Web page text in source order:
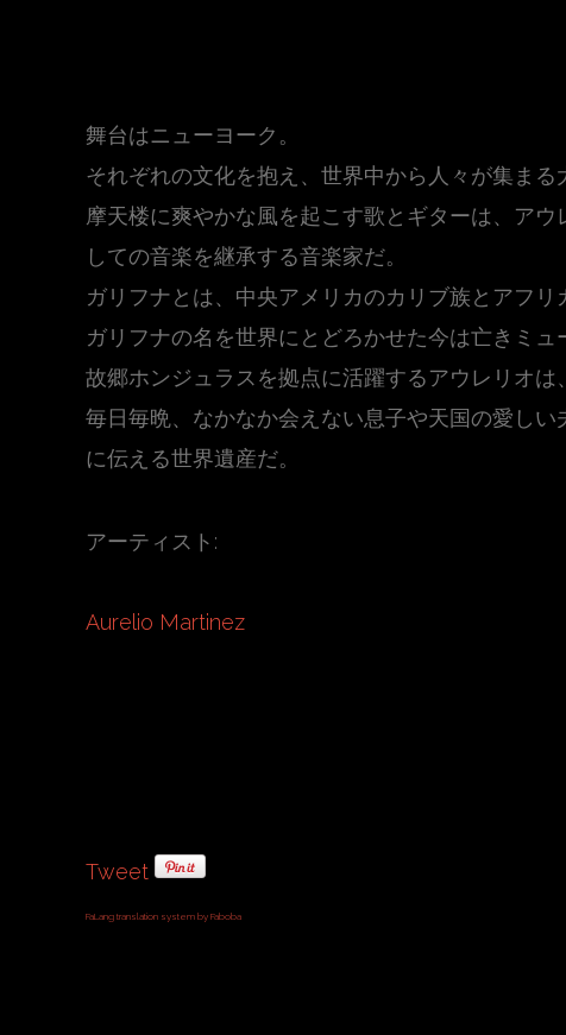
舞台はニューヨーク。
それぞれの文化を抱え、世界中から人々が集ま
摩天楼に爽やかな風を起こす歌とギターは、ア
しての音楽を継承する音楽家だ。
ガリフナとは、中央アメリカのカリブ族とアフ
ガリフナの名を世界にとどろかせた今は亡きミ
故郷ホンジュラスを拠点に活躍するアウレリオ
毎日毎晩、なかなか会えない息子や天国の愛し
に伝える世界遺産だ。
アーティスト:
Aurelio Martinez
Tweet
FaLang translation system by Faboba